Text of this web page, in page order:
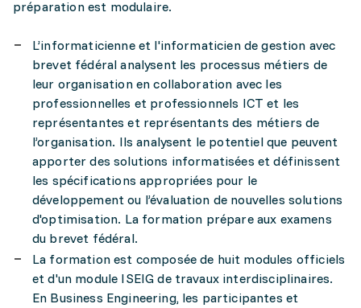
préparation est modulaire.
L’informaticienne et l'informaticien de gestion avec
brevet fédéral analysent les processus métiers de
leur organisation en collaboration avec les
professionnelles et professionnels ICT et les
représentantes et représentants des métiers de
l’organisation. Ils analysent le potentiel que peuvent
apporter des solutions informatisées et définissent
les spécifications appropriées pour le
développement ou l’évaluation de nouvelles solutions
d'optimisation. La formation prépare aux examens
du brevet fédéral.
La formation est composée de huit modules officiels
et d'un module ISEIG de travaux interdisciplinaires.
En Business Engineering, les participantes et